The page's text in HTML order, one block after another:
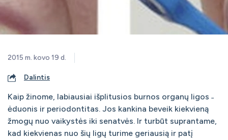
2015 m. kovo 19 d.
Dalintis
Kaip žinome, labiausiai išplitusios burnos organų ligos ˗
ėduonis ir periodontitas. Jos kankina beveik kiekvieną
žmogų nuo vaikystės iki senatvės. Ir turbūt suprantame,
kad kiekvienas nuo šių ligų turime geriausią ir patį